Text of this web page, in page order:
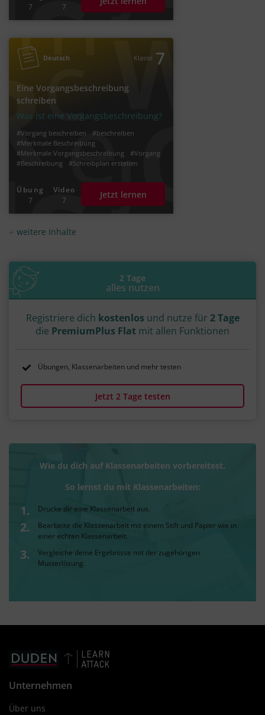
7
7
Deutsch Klasse 7
Eine Vorgangsbeschreibung
schreiben
Was ist eine Vorgangsbeschreibung?
#Vorgang beschreiben
#beschreiben
#Merkmale Beschreibung
#Merkmale Vorgangsbeschreibung
#Vorgang
#Beschreibung
#Schreibplan erstellen
#Eine Vorgangsbeschreibung schreiben
#Schreibplan Vorgangsbeschreibung
Übung
7
Video
7
Jetzt lernen
weitere Inhalte
2 Tage
alles nutzen
Registriere dich kostenlos und nutze für 2 Tage
die PremiumPlus Flat mit allen Funktionen
Übungen, Klassenarbeiten und mehr testen
Jetzt 2 Tage testen
Wie du dich auf Klassenarbeiten vorbereitest.
So lernst du mit Klassenarbeiten:
Drucke dir eine Klassenarbeit aus.
Bearbeite die Klassenarbeit mit einem Stift und Papier wie in
einer echten Klassenarbeit.
Vergleiche deine Ergebnisse mit der zugehörigen
Musterlösung.
Unternehmen
Über uns